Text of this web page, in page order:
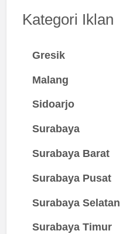
Kategori Iklan
Gresik
Malang
Sidoarjo
Surabaya
Surabaya Barat
Surabaya Pusat
Surabaya Selatan
Surabaya Timur